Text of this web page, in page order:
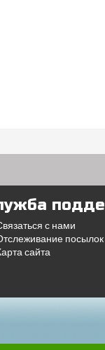
с нами
посылок
сайта